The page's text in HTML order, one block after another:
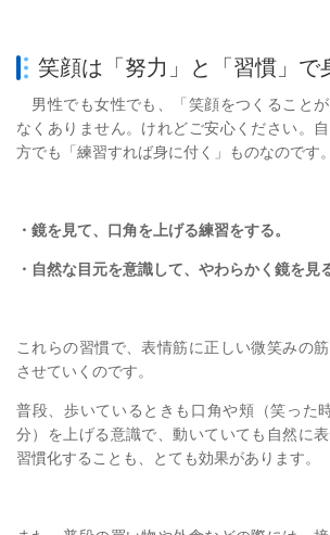
笑顔は「努力」と「習慣」で
男性でも女性でも、「笑顔をつくること
なくありません。けれどご安心ください。
方でも「練習すれば身に付く」ものなのです。
・鏡を見て、口角を上げる練習をする。
・自然な目元を意識して、やわらかく鏡を見
これらの習慣で、表情筋に正しい微笑みの
させていくのです。
普段、歩いているときも口角や頬（笑った
分）を上げる意識で、動いていても自然に
習慣化することも、とても効果があります。